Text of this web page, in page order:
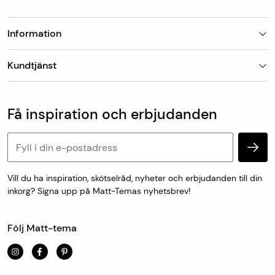
Information
Om Matt-Tema
Vanliga frågor
Kundtjänst
Köp & leveransvillkor
Retur & reklamation
Personuppgifter och cookies
Få inspiration och erbjudanden
Vill du ha inspiration, skötselråd, nyheter och erbjudanden till din
inkorg? Signa upp på Matt-Temas nyhetsbrev!
Följ Matt-tema